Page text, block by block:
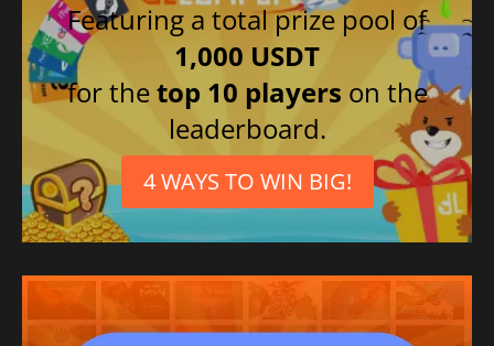
Featuring a total prize pool of
1,000 USDT
for thetop 10 players on the
leaderboard.
4 WAYS TO WIN BIG!